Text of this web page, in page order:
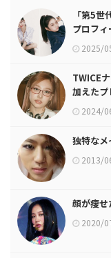
「第5
プロフィ
2025/
TWICE
加えたプ
2024/
独特な
2013/
顔が痩
2020/